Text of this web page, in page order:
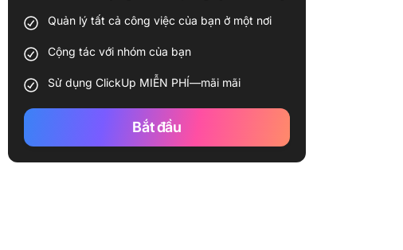
Quản lý tất cả công việc của bạn ở một nơi
Cộng tác với nhóm của bạn
Sử dụng ClickUp MIỄN PHÍ—mãi mãi
Bắt đầu